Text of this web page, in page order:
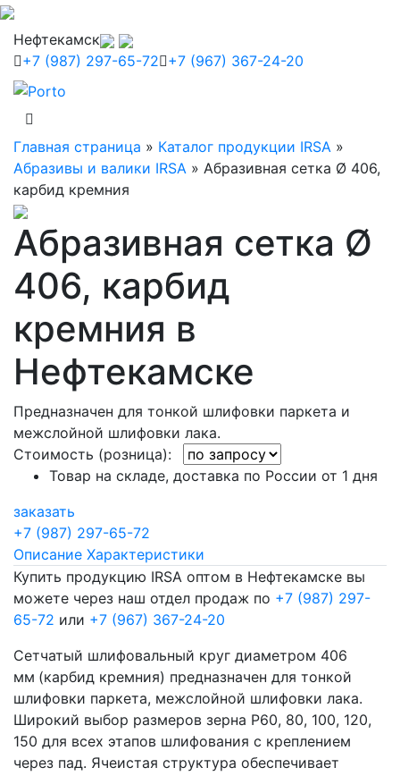
Нефтекамск
+7 (987) 297-65-72 +7 (967) 367-24-20
Главная страница » Каталог продукции IRSA »
Абразивы и валики IRSA » Абразивная сетка Ø 406,
карбид кремния
Абразивная сетка Ø
406, карбид
кремния в
Нефтекамске
Предназначен для тонкой шлифовки паркета и
межслойной шлифовки лака.
Стоимость (розница):
Товар на складе, доставка по России от 1 дня
заказать
+7 (987) 297-65-72
Описание Характеристики
Купить продукцию IRSA оптом в Нефтекамске вы
можете через наш отдел продаж по +7 (987) 297-
65-72 или +7 (967) 367-24-20
Сетчатый шлифовальный круг диаметром 406
мм (карбид кремния) предназначен для тонкой
шлифовки паркета, межслойной шлифовки лака.
Широкий выбор размеров зерна Р60, 80, 100, 120,
150 для всех этапов шлифования с креплением
через пад. Ячеистая структура обеспечивает